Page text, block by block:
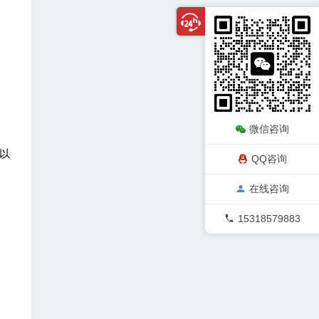
微信咨询
QQ咨询
在线咨询
15318579883